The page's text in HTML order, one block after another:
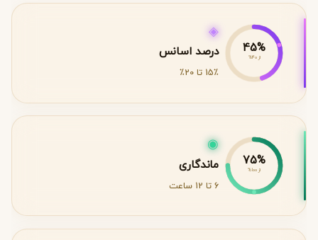
45%
از 40%
◈
درصد اسانس
15٪ تا 20٪
75%
از 100%
◉
ماندگاری
6 تا 12 ساعت